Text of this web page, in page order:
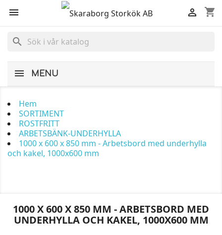
 shopping_cart

search
MENU
Hem
SORTIMENT
ROSTFRITT
ARBETSBÄNK-UNDERHYLLA
1000 x 600 x 850 mm - Arbetsbord med underhylla
och kakel, 1000x600 mm
1000 X 600 X 850 MM - ARBETSBORD MED
UNDERHYLLA OCH KAKEL, 1000X600 MM